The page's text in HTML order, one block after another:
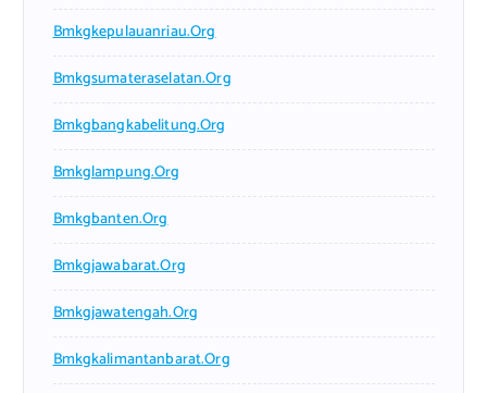
Bmkgkepulauanriau.org
Bmkgsumateraselatan.org
Bmkgbangkabelitung.org
Bmkglampung.org
Bmkgbanten.org
Bmkgjawabarat.org
Bmkgjawatengah.org
Bmkgkalimantanbarat.org